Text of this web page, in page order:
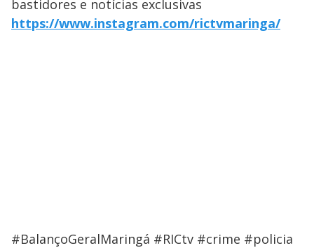
bastidores e notícias exclusivas
https://www.instagram.com/rictvmaringa/
#BalançoGeralMaringá #RICtv #crime #policia